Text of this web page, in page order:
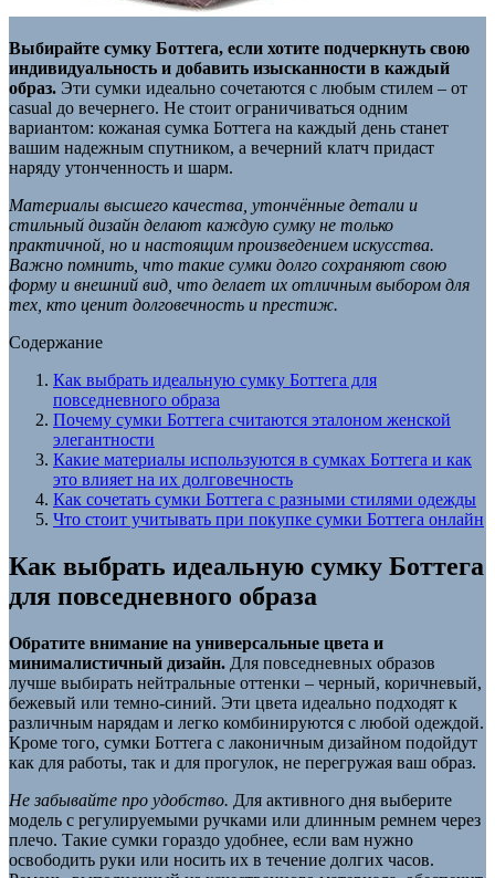
Выбирайте сумку Боттега, если хотите подчеркнуть свою
индивидуальность и добавить изысканности в каждый
образ. Эти сумки идеально сочетаются с любым стилем – от
casual до вечернего. Не стоит ограничиваться одним
вариантом: кожаная сумка Боттега на каждый день станет
вашим надежным спутником, а вечерний клатч придаст
наряду утонченность и шарм.
Материалы высшего качества, утончённые детали и
стильный дизайн делают каждую сумку не только
практичной, но и настоящим произведением искусства.
Важно помнить, что такие сумки долго сохраняют свою
форму и внешний вид, что делает их отличным выбором для
тех, кто ценит долговечность и престиж.
Содержание
Как выбрать идеальную сумку Боттега для
повседневного образа
Почему сумки Боттега считаются эталоном женской
элегантности
Какие материалы используются в сумках Боттега и как
это влияет на их долговечность
Как сочетать сумки Боттега с разными стилями одежды
Что стоит учитывать при покупке сумки Боттега онлайн
Как выбрать идеальную сумку Боттега
для повседневного образа
Обратите внимание на универсальные цвета и
минималистичный дизайн. Для повседневных образов
лучше выбирать нейтральные оттенки – черный, коричневый,
бежевый или темно-синий. Эти цвета идеально подходят к
различным нарядам и легко комбинируются с любой одеждой.
Кроме того, сумки Боттега с лаконичным дизайном подойдут
как для работы, так и для прогулок, не перегружая ваш образ.
Не забывайте про удобство. Для активного дня выберите
модель с регулируемыми ручками или длинным ремнем через
плечо. Такие сумки гораздо удобнее, если вам нужно
освободить руки или носить их в течение долгих часов.